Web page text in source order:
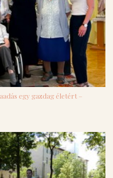
egy gazdag életért –